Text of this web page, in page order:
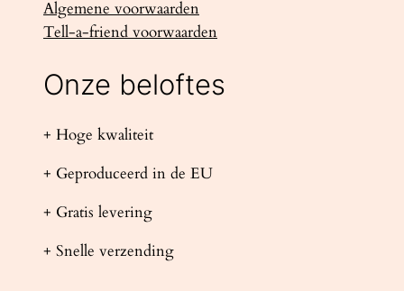
Algemene voorwaarden
Tell-a-friend voorwaarden
Onze beloftes
+ Hoge kwaliteit
+ Geproduceerd in de EU
+ Gratis levering
+ Snelle verzending